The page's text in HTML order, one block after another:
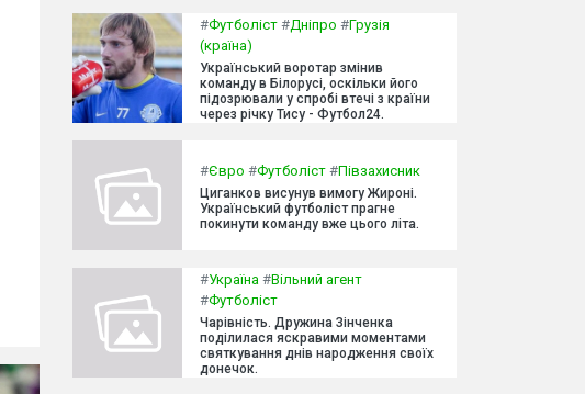
#Футболіст #Дніпро #Грузія
(країна)
Український воротар змінив
команду в Білорусі, оскільки його
підозрювали у спробі втечі з країни
через річку Тису - Футбол24.
#Євро #Футболіст #Півзахисник
Циганков висунув вимогу Жироні.
Український футболіст прагне
покинути команду вже цього літа.
#Україна #Вільний агент
#Футболіст
Чарівність. Дружина Зінченка
поділилася яскравими моментами
святкування днів народження своїх
донечок.